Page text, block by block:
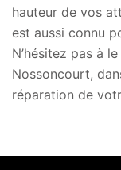
hauteur de vos
est aussi connu
N’hésitez pas à
Nossoncourt,
réparation de